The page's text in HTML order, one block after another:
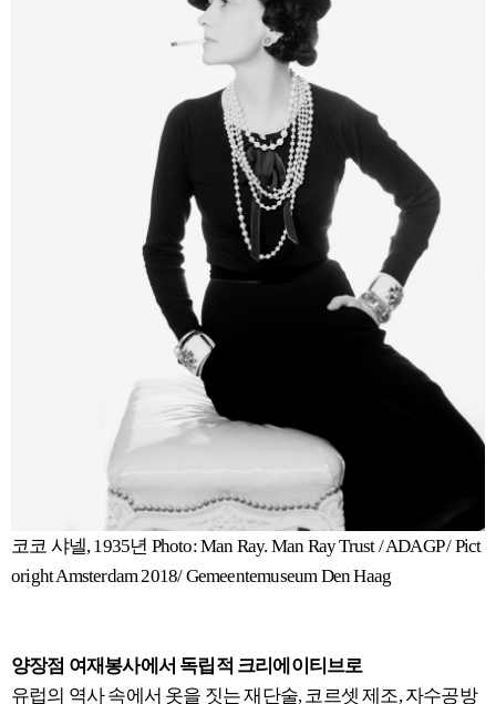
코코 샤넬, 1935년 Photo: Man Ray. Man Ray Trust / ADAGP / Pict
oright Amsterdam 2018/ Gemeentemuseum Den Haag
양장점 여재봉사에서 독립적 크리에이티브로
유럽의 역사 속에서 옷을 짓는 재단술, 코르셋 제조, 자수공방